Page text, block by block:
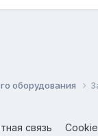
оборудования
связь